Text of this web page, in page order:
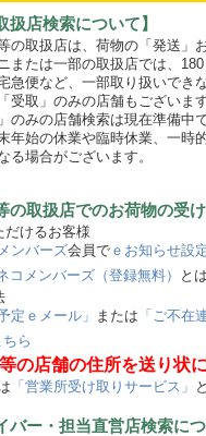
扱店検索について】
の取扱店は、荷物の「発送」
は一部の取扱店では、180
など、一部取り扱いできな
」のみの店舗もございます
の店舗検索は現在準備中で
年始の休業や臨時休業、一時
場合がございます。
の取扱店でのお荷物の受
けるお客様
ンバーズ会員で ｅお知らせ設
コメンバーズ（登録無料）
と
定ｅメール」 または 「ご不在
ら
の店舗の住所を送り状
「営業所受け取りサービス」
バー・担当直営店検索につ